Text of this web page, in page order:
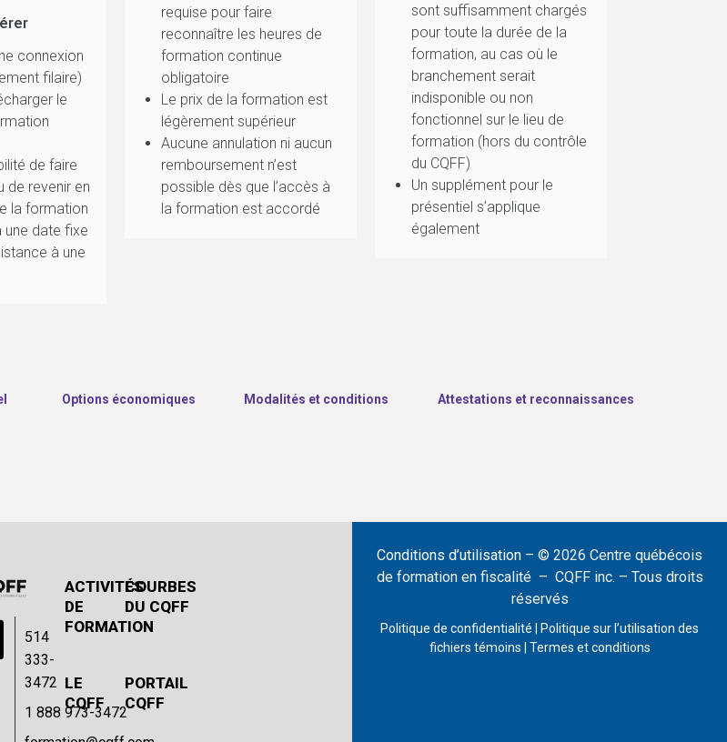
connexion
filaire)
le
de faire
de revenir en
la formation
une date fixe
à une
requise pour faire
reconnaître les heures de
formation continue
obligatoire
Le prix de la formation est
légèrement supérieur
Aucune annulation ni aucun
remboursement n’est
possible dès que l’accès à
la formation est accordé
sont suffisamment chargés
pour toute la durée de la
formation, au cas où le
branchement serait
indisponible ou non
fonctionnel sur le lieu de
formation (hors du contrôle
du CQFF)
Un supplément pour le
présentiel s’applique
également
Options économiques Modalités et conditions Attestations et reconnaissances
514
333-
3472
1 888 973-3472
ACTIVITÉS
DE
FORMATION
COURBES
DU CQFF
LE
CQFF
PORTAIL
CQFF
Conditions d’utilisation – © 2026 Centre québécois
de formation en fiscalité – CQFF inc. – Tous droits
réservés
Politique de confidentialité
Politique sur l’utilisation des
fichiers témoins
Termes et conditions